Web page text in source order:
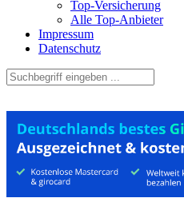
Top-Versicherung
Alle Top-Anbieter
Impressum
Datenschutz